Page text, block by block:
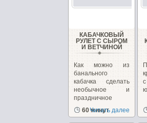
КАБАЧКОВЫЙ
РУЛЕТ С СЫРОМ
И ВЕТЧИНОЙ
Как можно из
банального
кабачка сделать
необычное и
праздничное
блюдо. Взяв...
60 минут
Читать далее